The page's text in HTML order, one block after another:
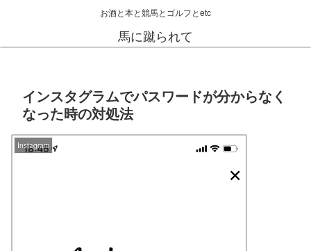
お酒と本と競馬とゴルフとetc
馬に蹴られて
インスタグラムでパスワードが分からなく
なった時の対処法
Instagram